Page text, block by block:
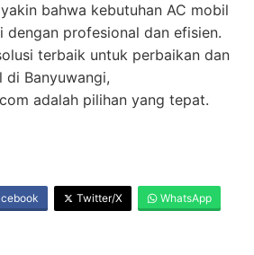
bahwa kebutuhan AC mobil
dengan profesional dan efisien.
terbaik untuk perbaikan dan
di Banyuwangi,
adalah pilihan yang tepat.
Twitter/X WhatsApp